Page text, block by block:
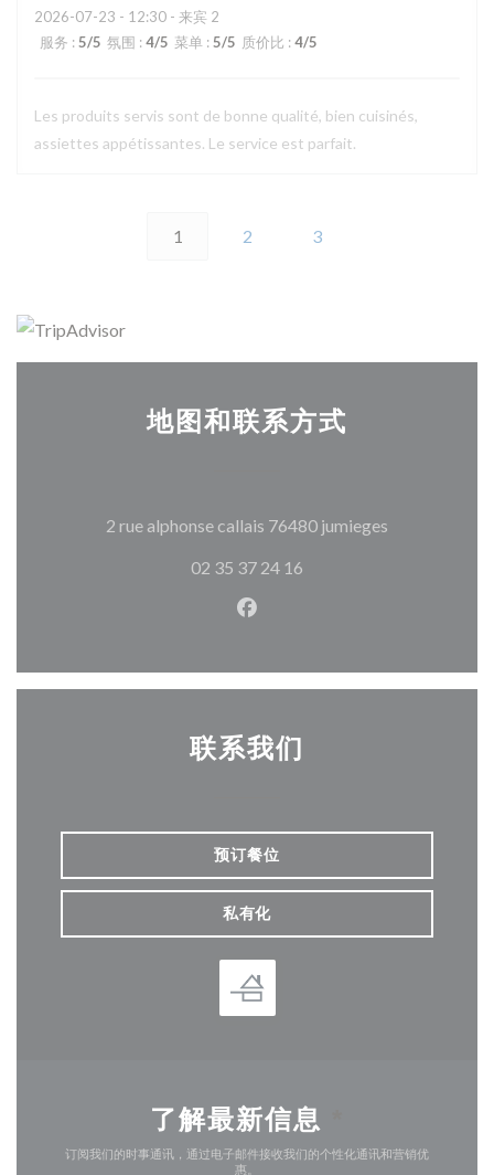
2026-07-23 - 12:30 - 来宾 2
服务 : 5/5 氛围 : 4/5 菜单 : 5/5 质价比 : 4/5
Les produits servis sont de bonne qualité, bien cuisinés,
assiettes appétissantes. Le service est parfait.
1 2 3
地图和联系方式
2 rue alphonse callais 76480 jumieges
02 35 37 24 16
Facebook ((在新窗口中打开
联系我们
预订餐位
私有化
了解最新信息
订阅我们的时事通讯，通过电子邮件接收我们的个性化通讯和营销优
惠。